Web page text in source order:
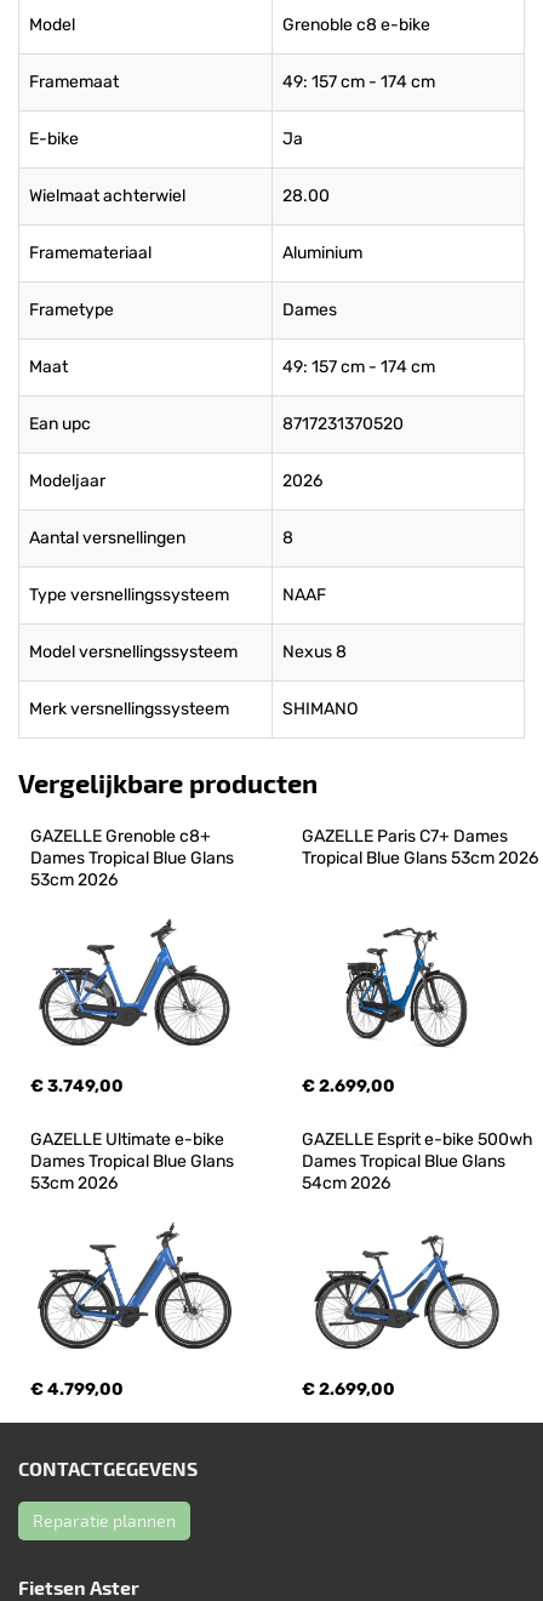
Model Grenoble c8 e-bike
Framemaat 49: 157 cm - 174 cm
E-bike Ja
Wielmaat achterwiel 28.00
Framemateriaal Aluminium
Frametype Dames
Maat 49: 157 cm - 174 cm
Ean upc 8717231370520
Modeljaar 2026
Aantal versnellingen 8
Type versnellingssysteem NAAF
Model versnellingssysteem Nexus 8
Merk versnellingssysteem SHIMANO
Vergelijkbare producten
GAZELLE Grenoble c8+
Dames Tropical Blue Glans
53cm 2026
€ 3.749,00
GAZELLE Paris C7+ Dames
Tropical Blue Glans 53cm 2026
€ 2.699,00
GAZELLE Ultimate e-bike
Dames Tropical Blue Glans
53cm 2026
€ 4.799,00
GAZELLE Esprit e-bike 500wh
Dames Tropical Blue Glans
54cm 2026
€ 2.699,00
CONTACTGEGEVENS
Reparatie plannen
Fietsen Aster